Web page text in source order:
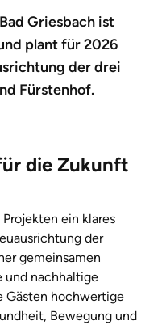
Griesbach ist
plant für 2026
der drei
Fürstenhof.
die Zukunft
ein klares
der
gemeinsamen
und nachhaltige
Gästen hochwertige
Bewegung und